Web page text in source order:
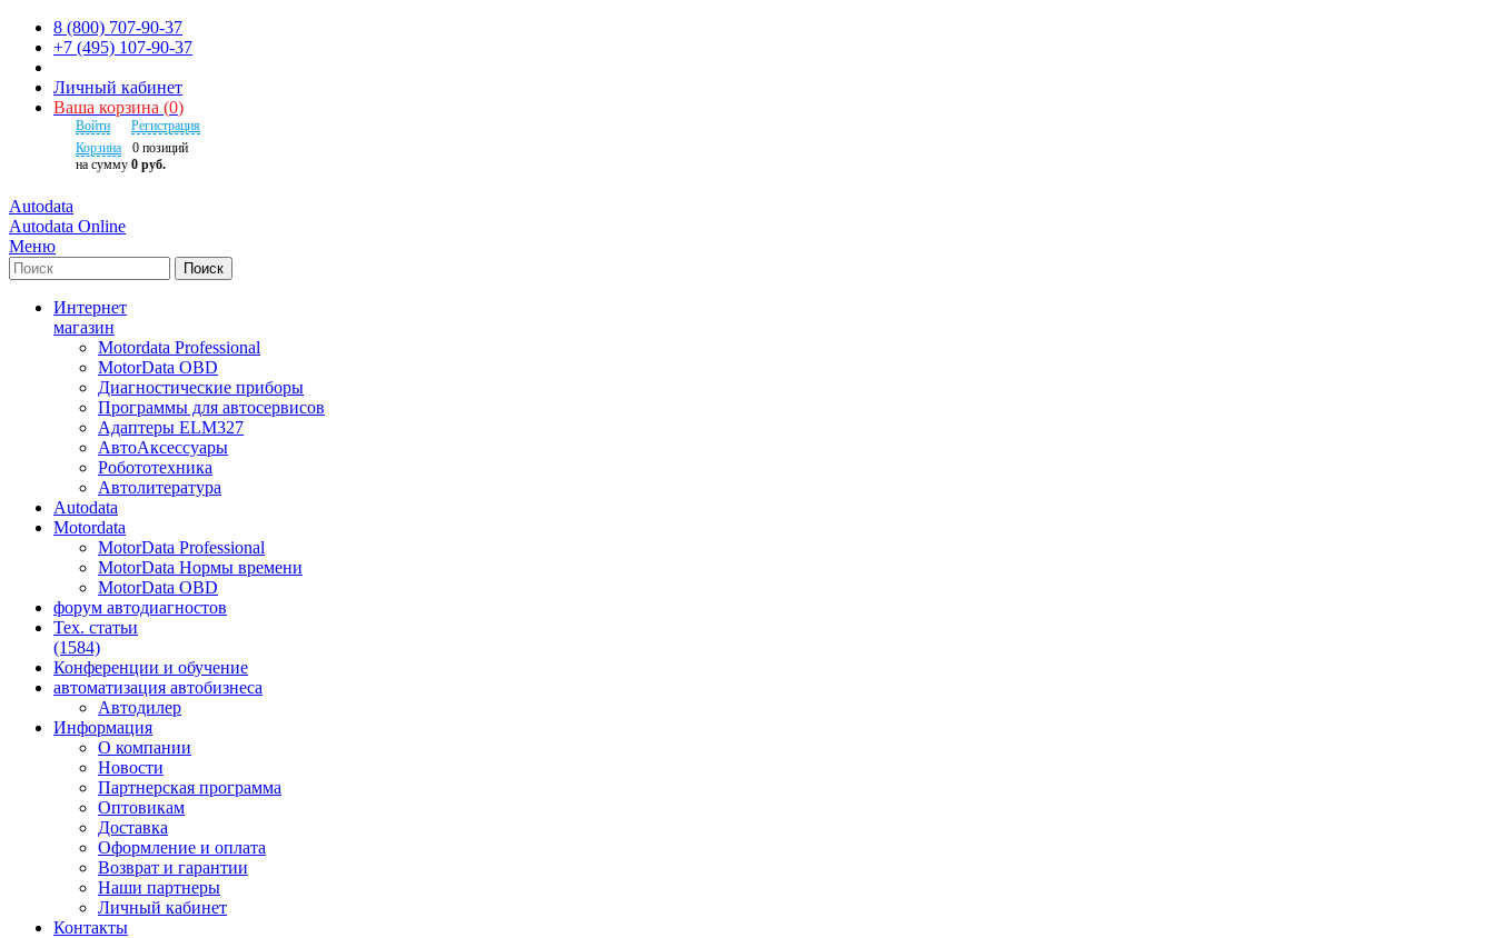
8 (800) 707-90-37
+7 (495) 107-90-37
Личный кабинет
Ваша корзина (0)
Войти
Регистрация
Корзина
0 позиций
на сумму 0 руб.
Autodata
Autodata Online
Меню
Поиск
Интернет
магазин
Motordata Professional
MotorData OBD
Диагностические приборы
Программы для автосервисов
Адаптеры ELM327
АвтоАксессуары
Робототехника
Автолитература
Autodata
Motordata
MotorData Professional
MotorData Нормы времени
MotorData OBD
форум автодиагностов
Тех. статьи
(1584)
Конференции и обучение
автоматизация автобизнеса
Автодилер
Информация
О компании
Новости
Партнерская программа
Оптовикам
Доставка
Оформление и оплата
Возврат и гарантии
Наши партнеры
Личный кабинет
Контакты